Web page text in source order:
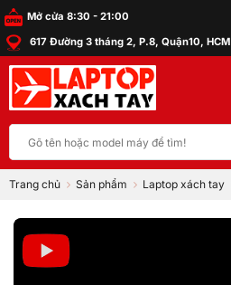
Bỏ
qua
nội
dung
Mở cửa 8:30 - 21:00
617 Đường 3 tháng 2, P.8, Quận10, HCM
kiếm:
Trang chủ Sản phẩm Laptop xách tay